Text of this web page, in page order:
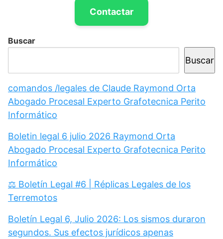
Contactar
Buscar
Buscar
comandos /legales de Claude Raymond Orta
Abogado Procesal Experto Grafotecnica Perito
Informático
Boletin legal 6 julio 2026 Raymond Orta
Abogado Procesal Experto Grafotecnica Perito
Informático
⚖️ Boletín Legal #6 | Réplicas Legales de los
Terremotos
Boletín Legal 6, Julio 2026: Los sismos duraron
segundos. Sus efectos jurídicos apenas